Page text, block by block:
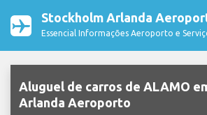
Stockholm Arlanda
Essencial Informações Aeroporto e
Aluguel de carros de ALAMO
Arlanda Aeroporto